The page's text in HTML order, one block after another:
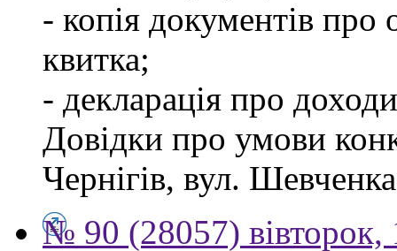
- копія документів про
квитка;
- декларація про
Довідки про умови
Чернігів, вул.
№ 90 (28057) вівторок,